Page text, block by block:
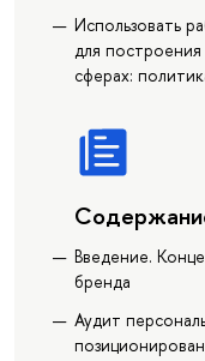
Использовать
для построения
сферах:
Введение.
бренда
Аудит